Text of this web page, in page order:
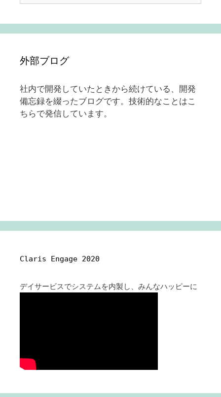
外部ブログ
社内で開発していたときから続けている、開発
備忘録を綴ったブログです。技術的なことはこ
ちらで発信しています。
Claris Engage 2020
デイサービスでシステムを内製し、みんなハッピーに